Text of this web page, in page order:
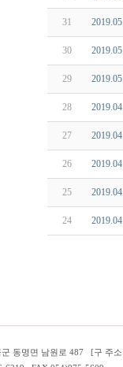
31
30
29
28
27
26
25
24
군 동명면 남원로 487 [구 주